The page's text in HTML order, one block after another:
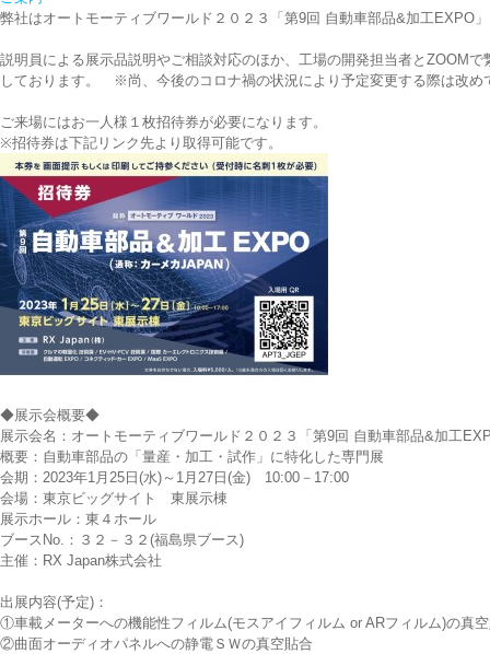
弊社はオートモーティブワールド２０２３「第9回 自動車部品&加工EXPO
説明員による展示品説明やご相談対応のほか、工場の開発担当者とZOOM
しております。 ※尚、今後のコロナ禍の状況により予定変更する際は改め
ご来場にはお一人様１枚招待券が必要になります。
※招待券は下記リンク先より取得可能です。
◆展示会概要◆
展示会名：オートモーティブワールド２０２３「第9回 自動車部品&加工
概要：自動車部品の「量産・加工・試作」に特化した専門展
会期：2023年1月25日(水)～1月27日(金) 10:00－17:00
会場：東京ビッグサイト 東展示棟
展示ホール：東４ホール
ブースNo.：３２－３２(福島県ブース)
主催：RX Japan株式会社
出展内容(予定)：
①車載メーターへの機能性フィルム(モスアイフィルム or ARフィルム)の真
②曲面オーディオパネルへの静電ＳＷの真空貼合